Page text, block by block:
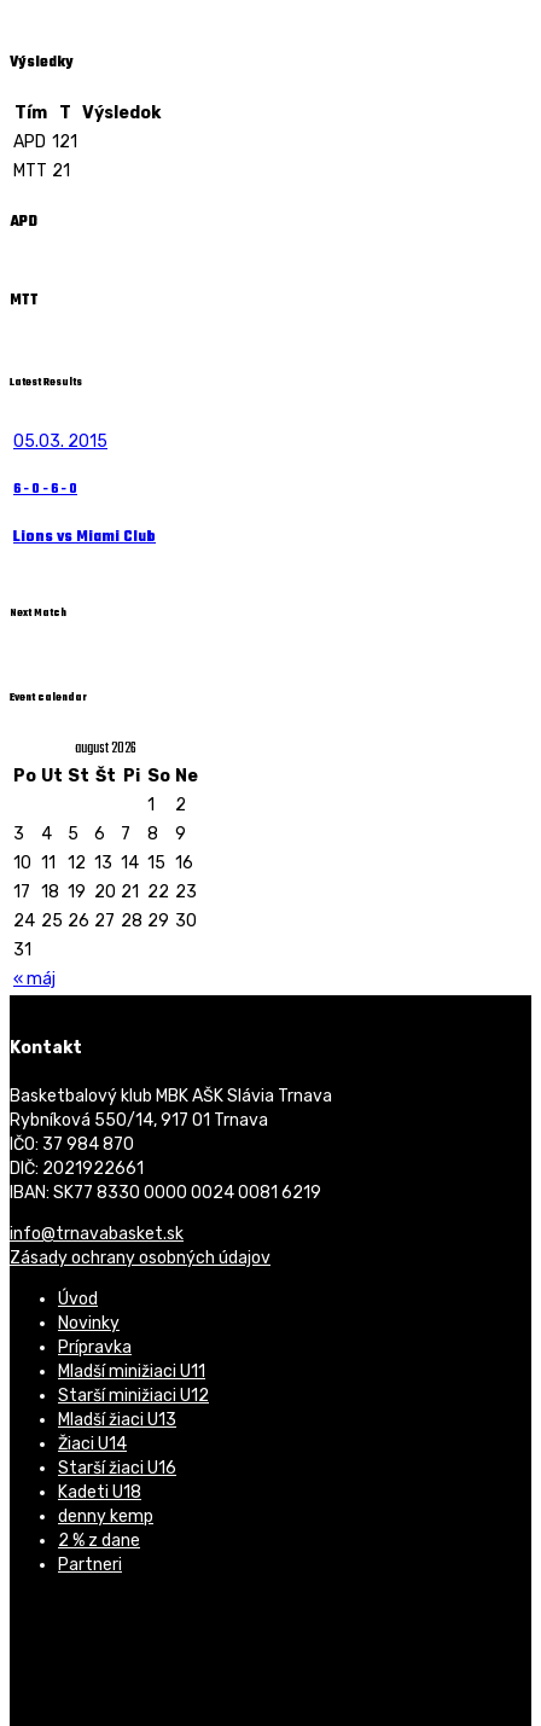
Výsledky
Tím T Výsledok
APD 121
MTT 21
APD
MTT
Latest Results
05.03. 2015
6-0-6-0
Lions vs Miami Club
Next Match
Event calendar
august 2026
Po Ut St Št Pi So Ne
« máj
1
2
3
4 5 6 7 8
9
10 11 12 13 14 15 16
17 18 19 20 21 22 23
24 25 26 27 28 29 30
31
Kontakt
Basketbalový klub MBK AŠK Slávia Trnava
Rybníková 550/14, 917 01 Trnava
IČO: 37 984 870
DIČ: 2021922661
IBAN: SK77 8330 0000 0024 0081 6219
info@trnavabasket.sk
Zásady ochrany osobných údajov
Úvod
Novinky
Prípravka
Mladší minižiaci U11
Starší minižiaci U12
Mladší žiaci U13
Žiaci U14
Starší žiaci U16
Kadeti U18
denny kemp
2 % z dane
Partneri